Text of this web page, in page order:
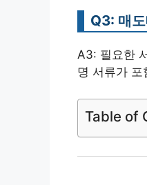
Q3: 매
A3: 필요한
명 서류가 포
Table of